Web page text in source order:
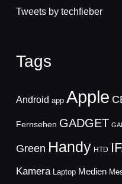
Tweets by techfieber
Tags
Android app Apple
Fernsehen GADGET
Green Handy HTD
Kamera Laptop Medien